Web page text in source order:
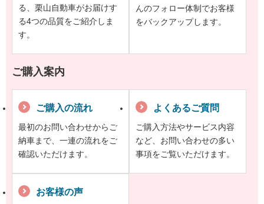
る、栗山自動車がお届けす
る4つの品質をご紹介しま
す。
んのフォロー体制でお客様
をバックアップします。
ご購入案内
ご購入の流れ
最初のお問い合わせからご
納車まで、一連の流れをご
確認いただけます。
よくあるご質問
ご購入方法やサービス内容
など、お問い合わせの多い
事項をご覧いただけます。
お客様の声